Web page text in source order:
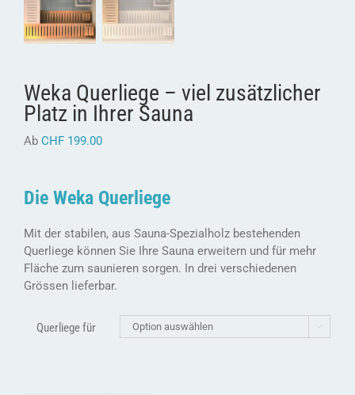
Weka Querliege – viel zusätzlicher
Platz in Ihrer Sauna
Ab CHF 199.00
Die Weka Querliege
Mit der stabilen, aus Sauna-Spezialholz bestehenden
Querliege können Sie Ihre Sauna erweitern und für mehr
Fläche zum saunieren sorgen. In drei verschiedenen
Grössen lieferbar.
Querliege für 